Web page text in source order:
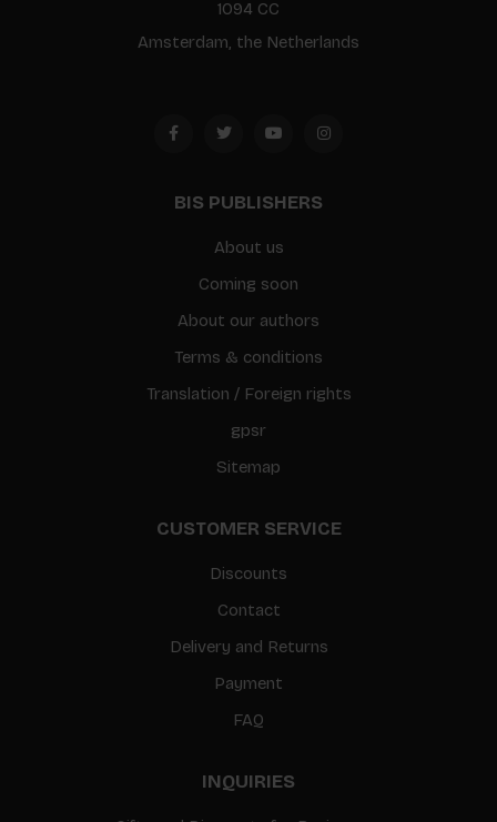
1094 CC
Amsterdam, the Netherlands
BIS PUBLISHERS
About us
Coming soon
About our authors
Terms & conditions
Translation / Foreign rights
gpsr
Sitemap
CUSTOMER SERVICE
Discounts
Contact
Delivery and Returns
Payment
FAQ
INQUIRIES